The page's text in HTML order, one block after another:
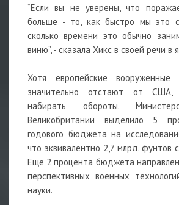
“Если вы не уверены, что
больше - то, как быстро мы это
сколько времени это обычно
виню”, - сказала Хикс в своей речи в
Хотя европейские
значительно отстают от США,
набирать обороты.
Великобритании выделило 5
годового бюджета на
что эквивалентно 2,7 млрд. фунтов
Еще 2 процента бюджета
перспективных военных
науки.